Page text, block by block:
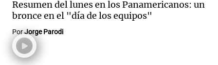
Resumen del lunes en los Panamericanos: un
bronce en el "día de los equipos"
PorJorge Parodi